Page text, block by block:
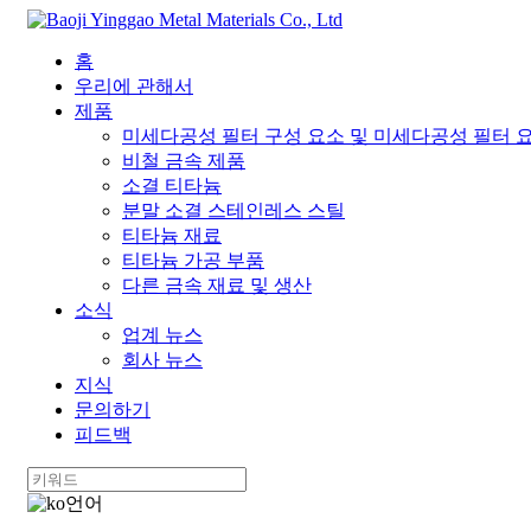
홈
우리에 관해서
제품
미세다공성 필터 구성 요소 및 미세다공성 필터
비철 금속 제품
소결 티타늄
분말 소결 스테인레스 스틸
티타늄 재료
티타늄 가공 부품
다른 금속 재료 및 생산
소식
업계 뉴스
회사 뉴스
지식
문의하기
피드백
언어